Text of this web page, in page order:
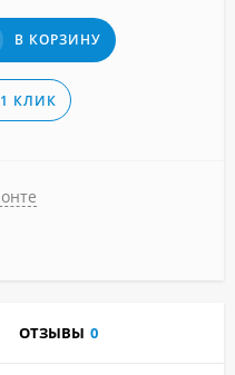
В КОРЗИНУ
КЛИК
ОТЗЫВЫ 0